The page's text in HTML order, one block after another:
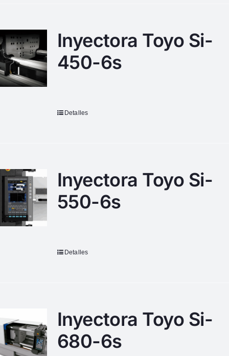
Inyectora Toyo Si-
450-6s
Detalles
Inyectora Toyo Si-
550-6s
Detalles
Inyectora Toyo Si-
680-6s